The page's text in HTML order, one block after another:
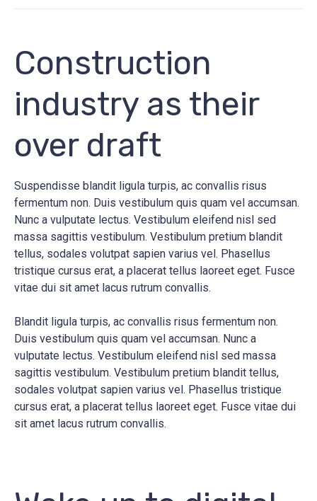
Construction
industry as their
over draft
Suspendisse blandit ligula turpis, ac convallis risus
fermentum non. Duis vestibulum quis quam vel accumsan.
Nunc a vulputate lectus. Vestibulum eleifend nisl sed
massa sagittis vestibulum. Vestibulum pretium blandit
tellus, sodales volutpat sapien varius vel. Phasellus
tristique cursus erat, a placerat tellus laoreet eget. Fusce
vitae dui sit amet lacus rutrum convallis.
Blandit ligula turpis, ac convallis risus fermentum non.
Duis vestibulum quis quam vel accumsan. Nunc a
vulputate lectus. Vestibulum eleifend nisl sed massa
sagittis vestibulum. Vestibulum pretium blandit tellus,
sodales volutpat sapien varius vel. Phasellus tristique
cursus erat, a placerat tellus laoreet eget. Fusce vitae dui
sit amet lacus rutrum convallis.